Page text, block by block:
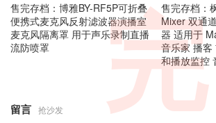
售完存档：博雅BY-RF5P可折叠
便携式麦克风反射滤波器演播室
麦克风隔离罩 用于声乐录制直播
流防喷罩
售完存档：
Mixer 双通
器 适用于
音乐家 播客
和播放监控
留言 抢沙发
完